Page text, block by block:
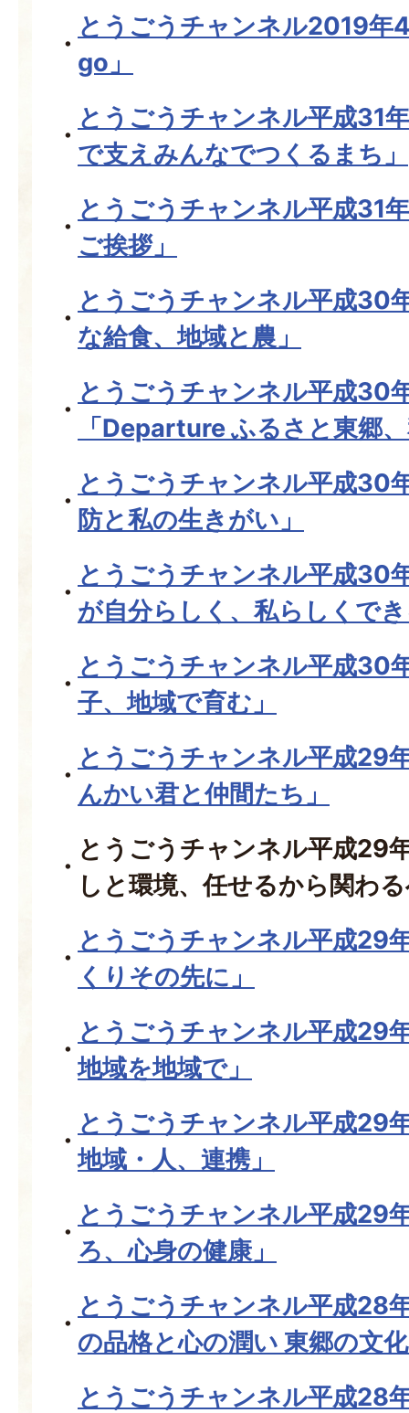
とうごうチャンネル2019年
go」
とうごうチャンネル平成31
で支えみんなでつくるまち」
とうごうチャンネル平成31
ご挨拶」
とうごうチャンネル平成30
な給食、地域と農」
とうごうチャンネル平成30
「Departure ふるさと東郷
とうごうチャンネル平成30
防と私の生きがい」
とうごうチャンネル平成30
が自分らしく、私らしくで
とうごうチャンネル平成30
子、地域で育む」
とうごうチャンネル平成29
んかい君と仲間たち」
とうごうチャンネル平成29
しと環境、任せるから関わ
とうごうチャンネル平成29
くりその先に」
とうごうチャンネル平成29
地域を地域で」
とうごうチャンネル平成29
地域・人、連携」
とうごうチャンネル平成29
ろ、心身の健康」
とうごうチャンネル平成28
の品格と心の潤い 東郷の文
とうごうチャンネル平成28